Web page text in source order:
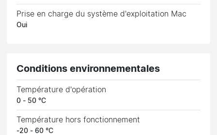
Prise en charge du système d'exploitation Mac
Oui
Conditions environnementales
Température d'opération
0 - 50 °C
Température hors fonctionnement
-20 - 60 °C